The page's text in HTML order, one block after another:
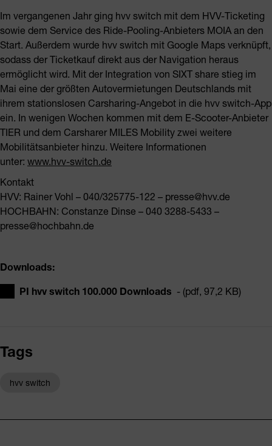
Im vergangenen Jahr ging hvv switch mit dem HVV-Ticketing
sowie dem Service des Ride-Pooling-Anbieters MOIA an den
Start. Außerdem wurde hvv switch mit Google Maps verknüpft,
sodass der Ticketkauf direkt aus der Navigation heraus
ermöglicht wird. Mit der Integration von SIXT share stieg im
Mai eine der größten Autovermietungen Deutschlands mit
ihrem stationslosen Carsharing-Angebot in die hvv switch-App
ein. In wenigen Wochen kommen mit dem E-Scooter-Anbieter
TIER und dem Carsharer MILES Mobility zwei weitere
Mobilitätsanbieter hinzu. Weitere Informationen
unter: www.hvv-switch.de
Kontakt
HVV: Rainer Vohl – 040/325775-122 – presse@hvv.de
HOCHBAHN: Constanze Dinse – 040 3288-5433 –
presse@hochbahn.de
Downloads:
PI hvv switch 100.000 Downloads - (pdf, 97,2 KB)
Tags
hvv switch